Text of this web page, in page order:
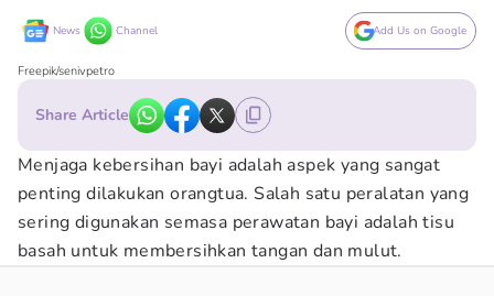
News Channel Add Us on Google
Freepik/senivpetro
Share Article
Menjaga kebersihan bayi adalah aspek yang sangat
penting dilakukan orangtua. Salah satu peralatan yang
sering digunakan semasa perawatan bayi adalah tisu
basah untuk membersihkan tangan dan mulut.